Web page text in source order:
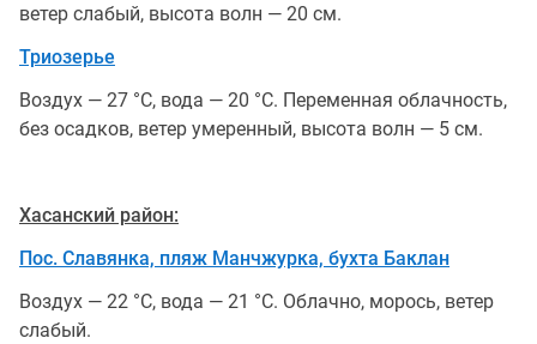
ветер слабый, высота волн — 20 см.
Триозерье
Воздух — 27 °С, вода — 20 °С. Переменная облачность,
без осадков, ветер умеренный, высота волн — 5 см.
Хасанский район:
Пос. Славянка, пляж Манчжурка, бухта Баклан
Воздух — 22 °С, вода — 21 °С. Облачно, морось, ветер
слабый.